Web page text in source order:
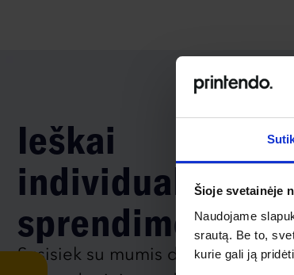
Šioje svetainėje
Naudojame
srautą. Be to,
kurie gali ją
Ieškai
individualaus
sprendimo?
Susisiek su mumis dėl